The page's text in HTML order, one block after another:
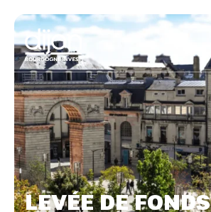
LEVÉE DE FONDS